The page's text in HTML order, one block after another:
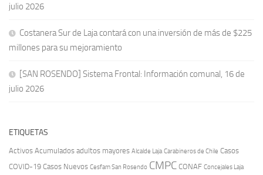
julio 2026
Costanera Sur de Laja contará con una inversión de más de $225
millones para su mejoramiento
[SAN ROSENDO] Sistema Frontal: Información comunal, 16 de
julio 2026
ETIQUETAS
Activos Acumulados adultos mayores Alcalde Laja Carabineros de Chile Casos
COVID-19 Casos Nuevos Cesfam San Rosendo CMPC CONAF Concejales Laja